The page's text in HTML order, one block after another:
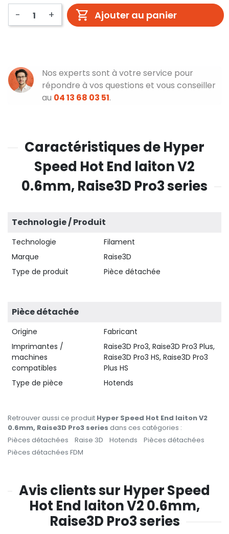
- + Ajouter au panier
Nos experts sont à votre service pour
répondre à vos questions et vous conseiller
au 04 13 68 03 51.
Caractéristiques de Hyper
Speed Hot End laiton V2
0.6mm, Raise3D Pro3 series
Technologie / Produit
Technologie
Filament
Marque
Raise3D
Type de produit
Pièce détachée
Pièce détachée
Origine
Fabricant
Imprimantes /
machines
compatibles
Raise3D Pro3, Raise3D Pro3 Plus,
Raise3D Pro3 HS, Raise3D Pro3
Plus HS
Type de pièce
Hotends
Retrouver aussi ce produit Hyper Speed Hot End laiton V2
0.6mm, Raise3D Pro3 series dans ces catégories :
Pièces détachées
Raise 3D Hotends
Pièces détachées
Pièces détachées FDM
Avis clients sur Hyper Speed
Hot End laiton V2 0.6mm,
Raise3D Pro3 series